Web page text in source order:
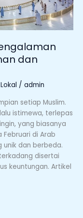
dan
/ admin
setiap Muslim.
istimewa, terlepas
yang biasanya
di Arab
unik dan berbeda.
disertai
keuntungan. Artikel